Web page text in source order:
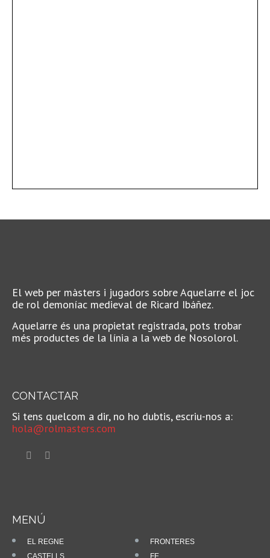
El web per màsters i jugadors sobre Aquelarre el joc
de rol demoníac medieval de Ricard Ibáñez.
Aquelarre és una propietat registrada, pots trobar
més productes de la línia a la web de Nosolorol.
CONTACTAR
Si tens quelcom a dir, no ho dubtis, escriu-nos a:
hola@rolmasters.com
MENÚ
EL REGNE
FRONTERES
CASTELLS
FE